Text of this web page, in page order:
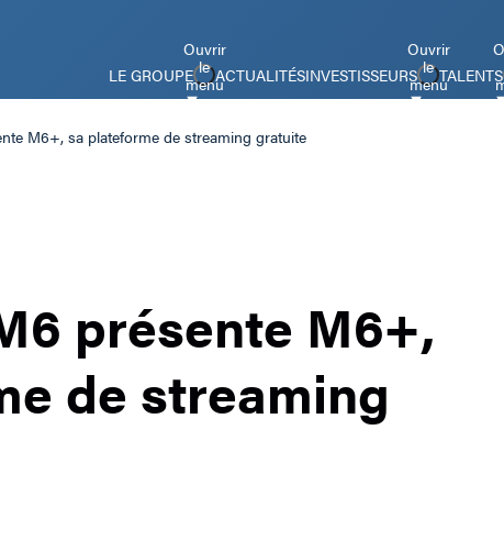
LE GROUPE
Ouvrir
le
menuACTUALITÉSINVESTISSEURS
Ouvrir
le
menuTALENTS
M6+, sa plateforme de streaming gratuite
présente M6+,
de streaming